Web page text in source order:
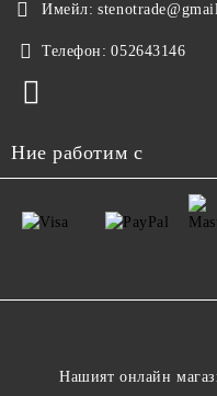
Имейл:
Телефон: 052643146
Ние работим с
Нашият онлайн